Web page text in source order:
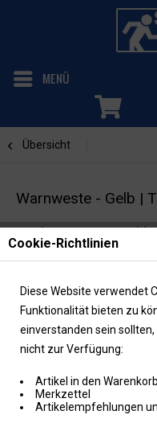
MENÜ
Übersicht
Warnweste - Gelb |
Funktionsweste inkl.
Brustaufdruck
Cookie-Richtlinien
Diese Website verwendet
Funktionalität bieten zu
einverstanden sein
nicht zur Verfügung:
Artikel in den
Merkzettel
Artikelempfehlungen